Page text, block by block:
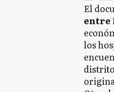
El
entre
los